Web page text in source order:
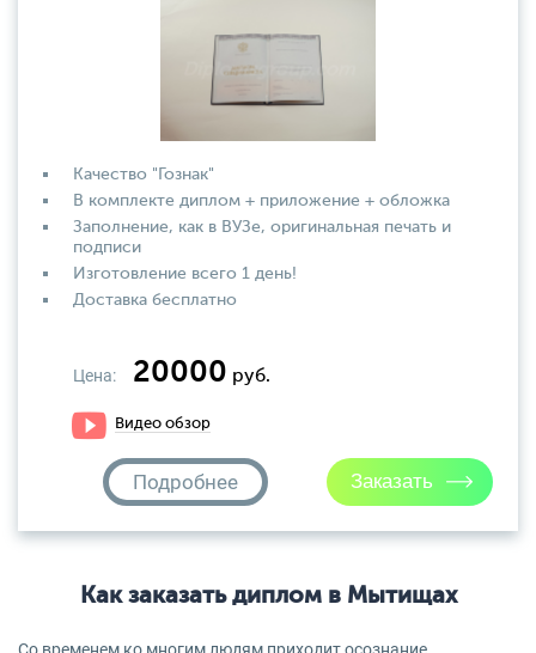
Качество "Гознак"
В комплекте диплом + приложение + обложка
Заполнение, как в ВУЗе, оригинальная печать и
подписи
Изготовление всего 1 день!
Доставка бесплатно
Цена: 20000 руб.
Видео обзор
Подробнее
Как заказать диплом в Мытищах